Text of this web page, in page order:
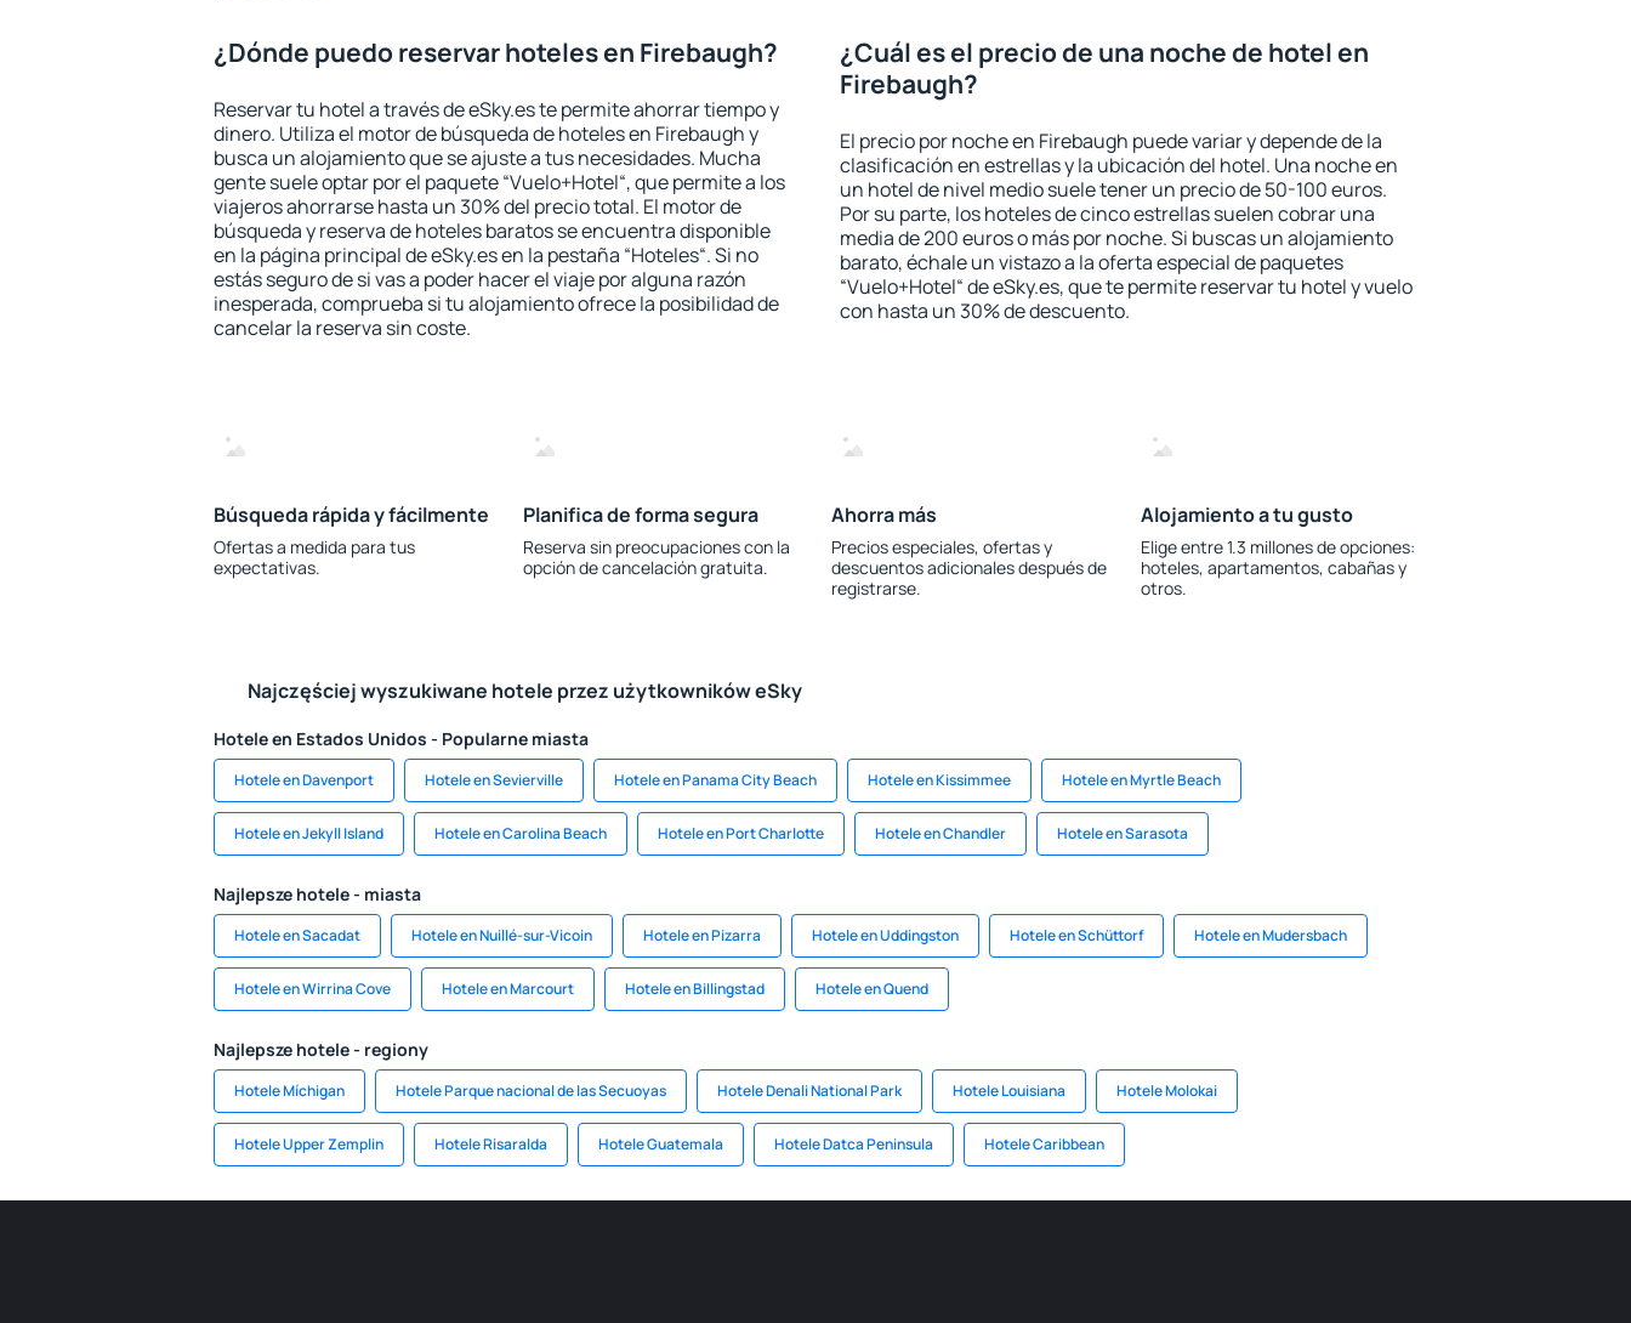
¿Dónde puedo reservar hoteles en Firebaugh?
Reservar tu hotel a través de eSky.es te permite ahorrar tiempo y
dinero. Utiliza el motor de búsqueda de hoteles en Firebaugh y
busca un alojamiento que se ajuste a tus necesidades. Mucha
gente suele optar por el paquete “Vuelo+Hotel“, que permite a los
viajeros ahorrarse hasta un 30% del precio total. El motor de
búsqueda y reserva de hoteles baratos se encuentra disponible
en la página principal de eSky.es en la pestaña “Hoteles“. Si no
estás seguro de si vas a poder hacer el viaje por alguna razón
inesperada, comprueba si tu alojamiento ofrece la posibilidad de
cancelar la reserva sin coste.
¿Cuál es el precio de una noche de hotel en
Firebaugh?
El precio por noche en Firebaugh puede variar y depende de la
clasificación en estrellas y la ubicación del hotel. Una noche en
un hotel de nivel medio suele tener un precio de 50-100 euros.
Por su parte, los hoteles de cinco estrellas suelen cobrar una
media de 200 euros o más por noche. Si buscas un alojamiento
barato, échale un vistazo a la oferta especial de paquetes
“Vuelo+Hotel“ de eSky.es, que te permite reservar tu hotel y vuelo
con hasta un 30% de descuento.
Búsqueda rápida y fácilmente
Ofertas a medida para tus
expectativas.
Planifica de forma segura
Reserva sin preocupaciones con la
opción de cancelación gratuita.
Ahorra más
Precios especiales, ofertas y
descuentos adicionales después de
registrarse.
Alojamiento a tu gusto
Elige entre 1.3 millones de opciones:
hoteles, apartamentos, cabañas y
otros.
Najczęściej wyszukiwane hotele przez użytkowników eSky
Hotele en Estados Unidos - Popularne miasta
Hotele en Davenport Hotele en Sevierville Hotele en Panama City Beach Hotele en Kissimmee Hotele en Myrtle Beach
Hotele en Jekyll Island Hotele en Carolina Beach Hotele en Port Charlotte Hotele en Chandler Hotele en Sarasota
Najlepsze hotele - miasta
Hotele en Sacadat Hotele en Nuillé-sur-Vicoin Hotele en Pizarra Hotele en Uddingston Hotele en Schüttorf Hotele en Mudersbach
Hotele en Wirrina Cove Hotele en Marcourt Hotele en Billingstad Hotele en Quend
Najlepsze hotele - regiony
Hotele Míchigan Hotele Parque nacional de las Secuoyas Hotele Denali National Park Hotele Louisiana Hotele Molokai
Hotele Upper Zemplin Hotele Risaralda Hotele Guatemala Hotele Datca Peninsula Hotele Caribbean